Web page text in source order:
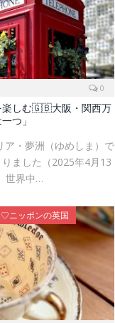
0
楽しむ🇬🇧大阪・関西万
つ」
ア・夢洲（ゆめしま）で
りました（2025年4月13
世界中…
♡ニッポンの英国